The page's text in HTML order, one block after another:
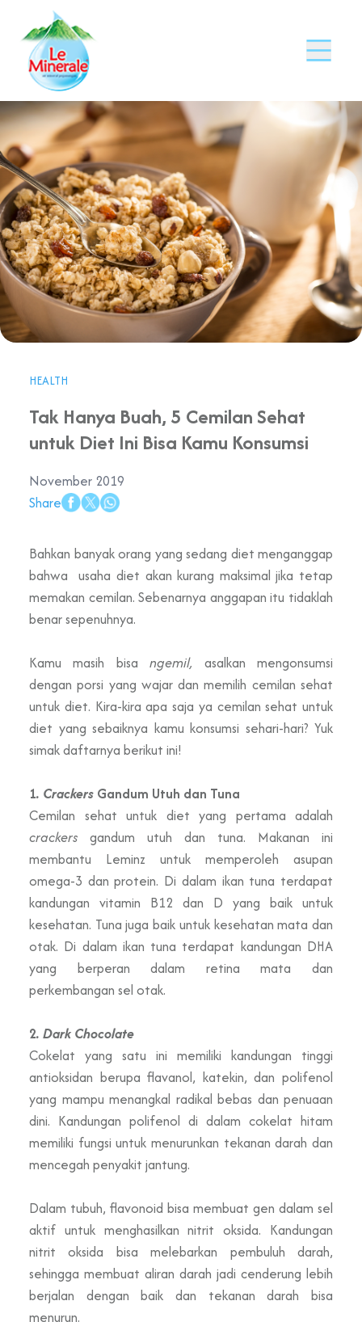
HEALTH
Tak Hanya Buah, 5 Cemilan Sehat
untuk Diet Ini Bisa Kamu Konsumsi
November 2019
Share
Bahkan banyak orang yang sedang diet menganggap
bahwa usaha diet akan kurang maksimal jika tetap
memakan cemilan. Sebenarnya anggapan itu tidaklah
benar sepenuhnya.
Kamu masih bisangemil, asalkan mengonsumsi
dengan porsi yang wajar dan memilih cemilan sehat
untuk diet. Kira-kira apa saja ya cemilan sehat untuk
diet yang sebaiknya kamu konsumsi sehari-hari? Yuk
simak daftarnya berikut ini!
1. Crackers Gandum Utuh dan Tuna
Cemilan sehat untuk diet yang pertama adalah
crackers gandum utuh dan tuna. Makanan ini
membantu Leminz untuk memperoleh asupan
omega-3 dan protein. Di dalam ikan tuna terdapat
kandungan vitamin B12 dan D yang baik untuk
kesehatan. Tuna juga baik untuk kesehatan mata dan
otak. Di dalam ikan tuna terdapat kandungan DHA
yang berperan dalam retina mata dan
perkembangan sel otak.
2. Dark Chocolate
Cokelat yang satu ini memiliki kandungan tinggi
antioksidan berupa flavanol, katekin, dan polifenol
yang mampu menangkal radikal bebas dan penuaan
dini. Kandungan polifenol di dalam cokelat hitam
memiliki fungsi untuk menurunkan tekanan darah dan
mencegah penyakit jantung.
Dalam tubuh, flavonoid bisa membuat gen dalam sel
aktif untuk menghasilkan nitrit oksida. Kandungan
nitrit oksida bisa melebarkan pembuluh darah,
sehingga membuat aliran darah jadi cenderung lebih
berjalan dengan baik dan tekanan darah bisa
menurun.